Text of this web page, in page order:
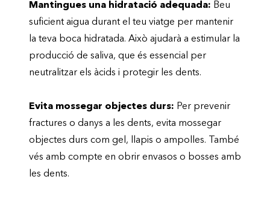
Mantingues una hidratació adequada: Beu
suficient aigua durant el teu viatge per mantenir
la teva boca hidratada. Això ajudarà a estimular la
producció de saliva, que és essencial per
neutralitzar els àcids i protegir les dents.
Evita mossegar objectes durs: Per prevenir
fractures o danys a les dents, evita mossegar
objectes durs com gel, llapis o ampolles. També
vés amb compte en obrir envasos o bosses amb
les dents.